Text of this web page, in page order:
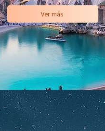
Ver más